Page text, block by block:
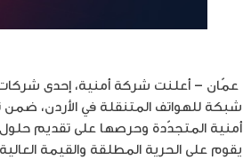
عمّان – أعلنت شركة أمنية، إحدى
شبكة للهواتف المتنقلة في الأردن، ضمن
أمنية المتجدّدة وحرصها على تقديم
يقوم على الحرية المطلقة والقيمة